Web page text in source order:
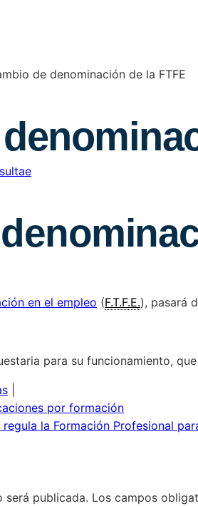
de denominación de la FTFE
en el empleo (F.T.F.E.), pasará
para su funcionamiento,
por formación
la Formación Profesional
será publicada. Los campos